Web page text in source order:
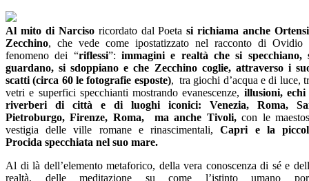
Al mito di Narciso ricordato dal Poeta si richiama anche
Zecchino, che vede come ipostatizzato nel racconto di Ovidio
fenomeno dei “riflessi”:immagini e realtà che si specchiano,
guardano, si sdoppiano e che Zecchino coglie, attraverso i
scatti (circa 60 le fotografie esposte), tra giochi d’acqua e di luce,
vetri e superfici specchianti mostrando evanescenze, illusioni, echi
riverberi di città e di luoghi iconici: Venezia, Roma,
Pietroburgo, Firenze, Roma, ma anche Tivoli,con le
vestigia delle ville romane e rinascimentali,Capri e la
Procida specchiata nel suo mare.
Al di là dell’elemento metaforico, della vera conoscenza di sé e
realtà, delle meditazione su come l’istinto umano